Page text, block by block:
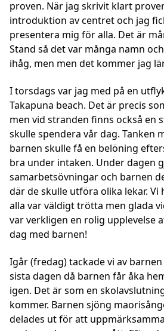
proven. När jag skrivit klart
introduktion av centret och jag
presentera mig för alla. Det är
Stand så det var många namn
ihåg, men men det kommer jag
I torsdags var jag med på en
Takapuna beach. Det är precis
men vid stranden finns också en
skulle spendera vår dag. Tanken
barnen skulle få en belöning
bra under intaken. Under dagen
samarbetsövningar och barnen
där de skulle utföra olika lekar. Vi
alla var väldigt trötta men glada
var verkligen en rolig upplevelse
dag med barnen!
Igår (fredag) tackade vi av
sista dagen då barnen får åka
igen. Det är som en
kommer. Barnen sjöng
delades ut för att